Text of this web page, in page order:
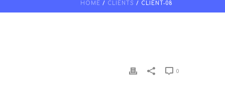
HOME / CLIENTS / CLIENT-08
0